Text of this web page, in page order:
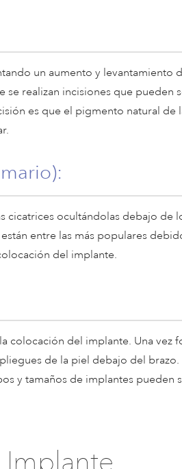
un aumento y levantamiento
se realizan incisiones que pueden
es que el pigmento natural de
ocultándolas debajo de
entre las más populares
del implante.
colocación del implante. Una vez
de la piel debajo del brazo.
y tamaños de implantes pueden